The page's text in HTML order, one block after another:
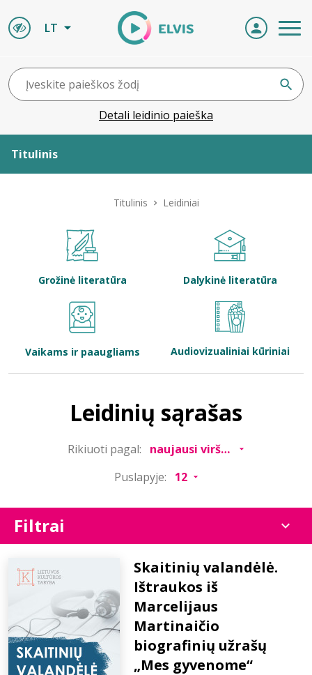
LT
Detali leidinio paieška
Titulinis
Bibliotekoms
Titulinis Leidiniai
Grožinė literatūra Dalykinė literatūra
Vaikams ir paaugliams Audiovizualiniai kūriniai
Leidinių sąrašas
Rikiuoti pagal:
Puslapyje:
Filtrai
Skaitinių valandėlė.
Ištraukos iš
Marcelijaus
Martinaičio
biografinių užrašų
„Mes gyvenome“